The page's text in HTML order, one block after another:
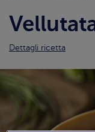
Dettagli ricetta